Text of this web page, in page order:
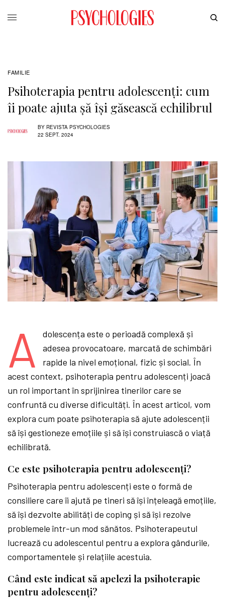
FAMILIE
Psihoterapia pentru adolescenți: cum
îi poate ajuta șă își găsească echilibrul
BY REVISTA PSYCHOLOGIES
22 SEPT. 2024
A
dolescența este o perioadă complexă și
adesea provocatoare, marcată de schimbări
rapide la nivel emoțional, fizic și social. În
acest context, psihoterapia pentru adolescenți joacă
un rol important în sprijinirea tinerilor care se
confruntă cu diverse dificultăți. În acest articol, vom
explora cum poate psihoterapia să ajute adolescenții
să își gestioneze emoțiile și să își construiască o viață
echilibrată.
Ce este psihoterapia pentru adolescenți?
Psihoterapia pentru adolescenți este o formă de
consiliere care îi ajută pe tineri să își înțeleagă emoțiile,
să își dezvolte abilități de coping și să își rezolve
problemele într-un mod sănătos. Psihoterapeutul
lucrează cu adolescentul pentru a explora gândurile,
comportamentele și relațiile acestuia.
Când este indicat să apelezi la psihoterapie
pentru adolescenți?